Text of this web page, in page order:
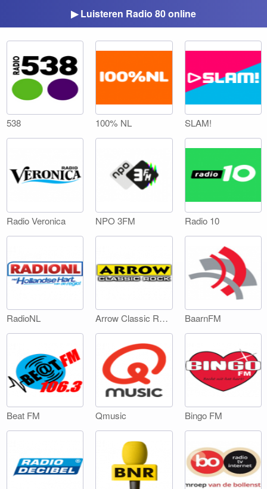
▶ Luisteren Radio 80 online
538 100% NL SLAM!
Radio Veronica NPO 3FM Radio 10
RadioNL Arrow Classic Rock BaarnFM
Beat FM Qmusic Bingo FM